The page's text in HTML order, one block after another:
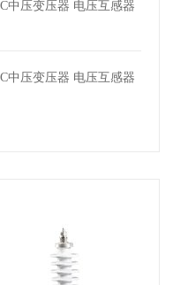
中压变压器 电压互感器
中压变压器 电压互感器